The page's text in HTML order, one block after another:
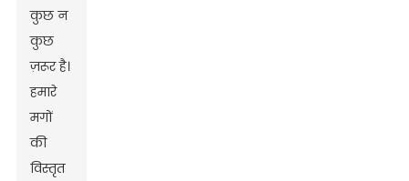
कुछ न
कुछ
ज़रूर है।
हमारे
मगों
की
विस्तृत